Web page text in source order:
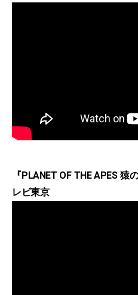
『PLANET OF THE APES
レビ東京